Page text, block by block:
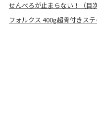
せんべろが止まらない！（目次
フォルクス 400g超骨付きス